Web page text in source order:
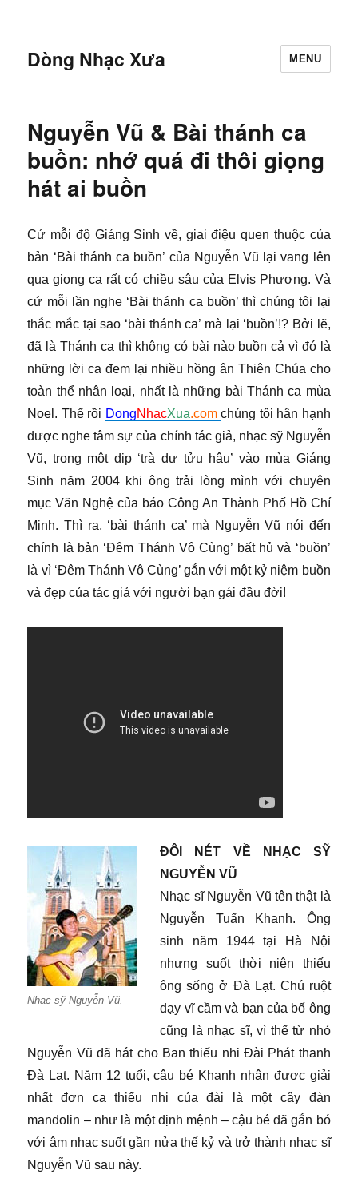
Dòng Nhạc Xưa MENU
Nguyễn Vũ & Bài thánh ca
buồn: nhớ quá đi thôi giọng
hát ai buồn
Cứ mỗi độ Giáng Sinh về, giai điệu quen thuộc của
bản ‘Bài thánh ca buồn’ của Nguyễn Vũ lại vang lên
qua giọng ca rất có chiều sâu của Elvis Phương. Và
cứ mỗi lần nghe ‘Bài thánh ca buồn’ thì chúng tôi lại
thắc mắc tại sao ‘bài thánh ca’ mà lại ‘buồn’!? Bởi lẽ,
đã là Thánh ca thì không có bài nào buồn cả vì đó là
những lời ca đem lại nhiều hồng ân Thiên Chúa cho
toàn thể nhân loại, nhất là những bài Thánh ca mùa
Noel. Thế rồi DongNhacXua.com chúng tôi hân hạnh
được nghe tâm sự của chính tác giả, nhạc sỹ Nguyễn
Vũ, trong một dịp ‘trà dư tửu hậu’ vào mùa Giáng
Sinh năm 2004 khi ông trải lòng mình với chuyên
mục Văn Nghệ của báo Công An Thành Phố Hồ Chí
Minh. Thì ra, ‘bài thánh ca’ mà Nguyễn Vũ nói đến
chính là bản ‘Đêm Thánh Vô Cùng’ bất hủ và ‘buồn’
là vì ‘Đêm Thánh Vô Cùng’ gắn với một kỷ niệm buồn
và đẹp của tác giả với người bạn gái đầu đời!
Nhạc sỹ Nguyễn Vũ.
ĐÔI NÉT VỀ NHẠC SỸ
NGUYỄN VŨ
Nhạc sĩ Nguyễn Vũ tên thật là
Nguyễn Tuấn Khanh. Ông
sinh năm 1944 tại Hà Nội
nhưng suốt thời niên thiếu
ông sống ở Đà Lạt. Chú ruột
dạy vĩ cầm và bạn của bố ông
cũng là nhạc sĩ, vì thế từ nhỏ
Nguyễn Vũ đã hát cho Ban thiếu nhi Đài Phát thanh
Đà Lạt. Năm 12 tuổi, cậu bé Khanh nhận được giải
nhất đơn ca thiếu nhi của đài là một cây đàn
mandolin – như là một định mệnh – cậu bé đã gắn bó
với âm nhạc suốt gần nửa thế kỷ và trở thành nhạc sĩ
Nguyễn Vũ sau này.